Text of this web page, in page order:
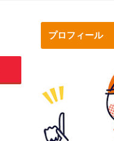
プロフィール